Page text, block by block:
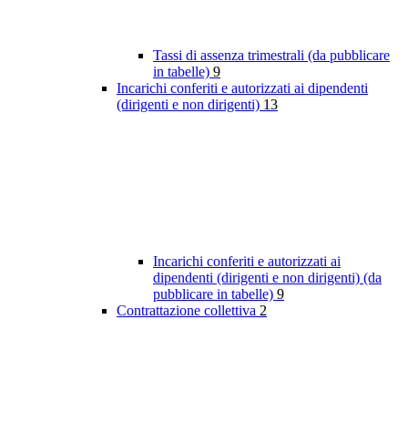
Tassi di assenza trimestrali (da pubblicare
in tabelle) 9
Incarichi conferiti e autorizzati ai dipendenti
(dirigenti e non dirigenti) 13
Incarichi conferiti e autorizzati ai
dipendenti (dirigenti e non dirigenti) (da
pubblicare in tabelle) 9
Contrattazione collettiva 2